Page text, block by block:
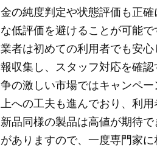
金の純度判定や状態評価も正
な低評価を避けることが可能
業者は初めての利用者でも安
報収集し、スタッフ対応を確
争の激しい市場ではキャンペ
上への工夫も進んでおり、利
新品同様の製品は高値が期待
がありますので、一度専門家に